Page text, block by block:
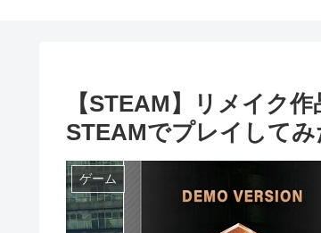
【STEAM】リメイク
STEAMでプレイしてみ
ゲーム